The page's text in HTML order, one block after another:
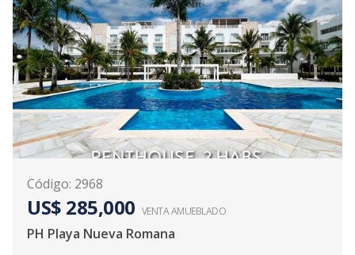
Código: 2968
US$ 285,000 VENTA AMUEBLADO
PH Playa Nueva Romana